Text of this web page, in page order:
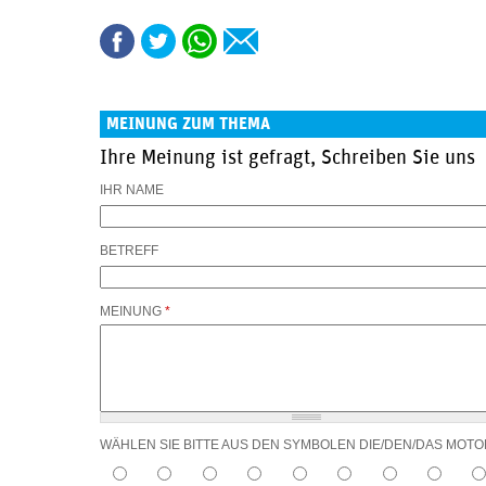
MEINUNG ZUM THEMA
Ihre Meinung ist gefragt, Schreiben Sie uns
IHR NAME
BETREFF
MEINUNG *
WÄHLEN SIE BITTE AUS DEN SYMBOLEN DIE/DEN/DAS